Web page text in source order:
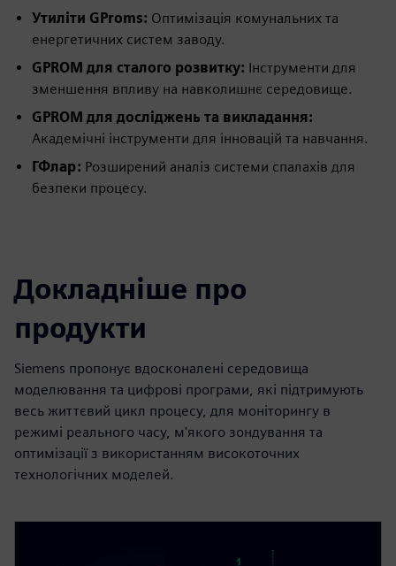
Утиліти GProms: Оптимізація комунальних та
енергетичних систем заводу.
GPROM для сталого розвитку: Інструменти для
зменшення впливу на навколишнє середовище.
GPROM для досліджень та викладання:
Академічні інструменти для інновацій та навчання.
ГФлар: Розширений аналіз системи спалахів для
безпеки процесу.
Докладніше про
продукти
Siemens пропонує вдосконалені середовища
моделювання та цифрові програми, які підтримують
весь життєвий цикл процесу, для моніторингу в
режимі реального часу, м'якого зондування та
оптимізації з використанням високоточних
технологічних моделей.